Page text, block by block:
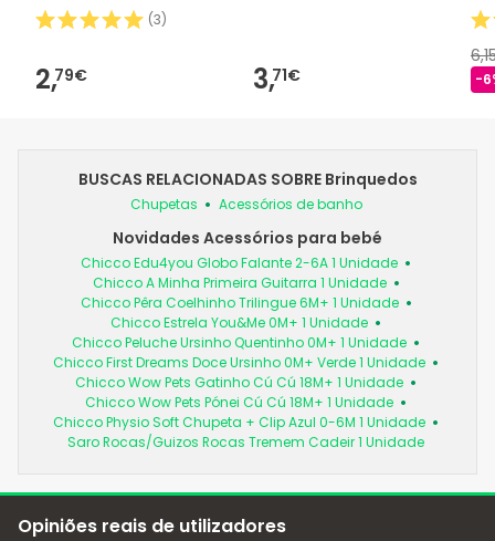
(3)
2,79€ 3,71€ -
BUSCAS RELACIONADAS SOBRE Brinquedos
Chupetas Acessórios de banho
Novidades Acessórios para bebé
Chicco Edu4you Globo Falante 2-6A 1 Unidade
Chicco A Minha Primeira Guitarra 1 Unidade
Chicco Pêra Coelhinho Trilingue 6M+ 1 Unidade
Chicco Estrela You&Me 0M+ 1 Unidade
Chicco Peluche Ursinho Quentinho 0M+ 1 Unidade
Chicco First Dreams Doce Ursinho 0M+ Verde 1 Unidade
Chicco Wow Pets Gatinho Cú Cú 18M+ 1 Unidade
Chicco Wow Pets Pónei Cú Cú 18M+ 1 Unidade
Chicco Physio Soft Chupeta + Clip Azul 0-6M 1 Unidade
Saro Rocas/Guizos Rocas Tremem Cadeir 1 Unidade
Opiniões reais de utilizadores